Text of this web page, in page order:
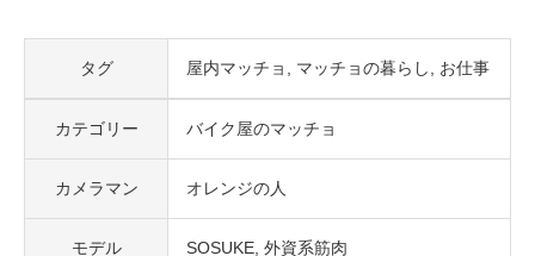
タグ 屋内マッチョ マッチョの暮らし お仕事
カテゴリー バイク屋のマッチョ
カメラマン オレンジの人
モデル SOSUKE 外資系筋肉